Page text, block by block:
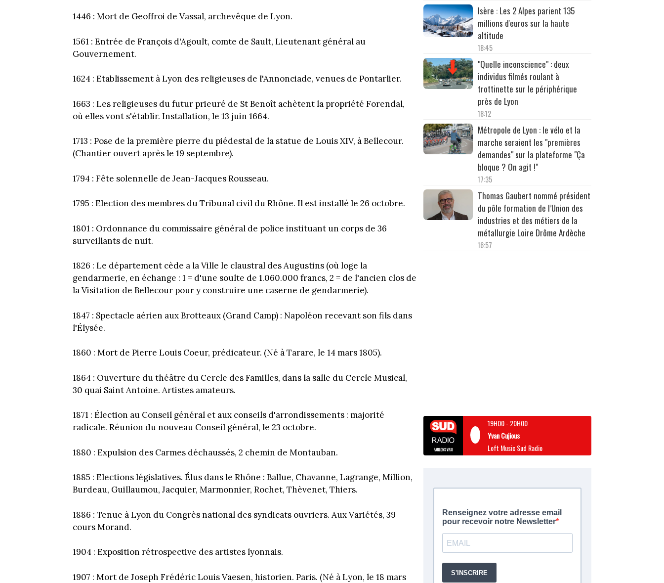
1446 : Mort de Geoffroi de Vassal, archevêque de Lyon.
1561 : Entrée de François d'Agoult, comte de Sault, Lieutenant général au
Gouvernement.
1624 : Etablissement à Lyon des religieuses de l'Annonciade, venues de Pontarlier.
1663 : Les religieuses du futur prieuré de St Benoît achètent la propriété Forendal,
où elles vont s'établir. Installation, le 13 juin 1664.
1713 : Pose de la première pierre du piédestal de la statue de Louis XIV, à Bellecour.
(Chantier ouvert après le 19 septembre).
1794 : Fête solennelle de Jean-Jacques Rousseau.
1795 : Election des membres du Tribunal civil du Rhône. Il est installé le 26 octobre.
1801 : Ordonnance du commissaire général de police instituant un corps de 36
surveillants de nuit.
1826 : Le département cède a la Ville le claustral des Augustins (où loge la
gendarmerie, en échange : 1 = d'une soulte de 1.060.000 francs, 2 = de l'ancien clos de
la Visitation de Bellecour pour y construire une caserne de gendarmerie).
1847 : Spectacle aérien aux Brotteaux (Grand Camp) : Napoléon recevant son fils dans
l'Élysée.
1860 : Mort de Pierre Louis Coeur, prédicateur. (Né à Tarare, le 14 mars 1805).
1864 : Ouverture du théâtre du Cercle des Familles, dans la salle du Cercle Musical,
30 quai Saint Antoine. Artistes amateurs.
1871 : Élection au Conseil général et aux conseils d'arrondissements : majorité
radicale. Réunion du nouveau Conseil général, le 23 octobre.
1880 : Expulsion des Carmes déchaussés, 2 chemin de Montauban.
1885 : Elections législatives. Élus dans le Rhône : Ballue, Chavanne, Lagrange, Million,
Burdeau, Guillaumou, Jacquier, Marmonnier, Rochet, Thèvenet, Thiers.
1886 : Tenue à Lyon du Congrès national des syndicats ouvriers. Aux Variétés, 39
cours Morand.
1904 : Exposition rétrospective des artistes lyonnais.
1907 : Mort de Joseph Frédéric Louis Vaesen, historien. Paris. (Né à Lyon, le 18 mars
Isère : Les 2 Alpes parient 135
millions d'euros sur la haute
altitude
18:45
"Quelle inconscience" : deux
individus filmés roulant à
trottinette sur le périphérique
près de Lyon
18:12
Métropole de Lyon : le vélo et la
marche seraient les "premières
demandes" sur la plateforme "Ça
bloque ? On agit !"
17:35
Thomas Gaubert nommé président
du pôle formation de l’Union des
industries et des métiers de la
métallurgie Loire Drôme Ardèche
16:57
19H00- 20H00
Yvan Cujious
Loft Music Sud Radio